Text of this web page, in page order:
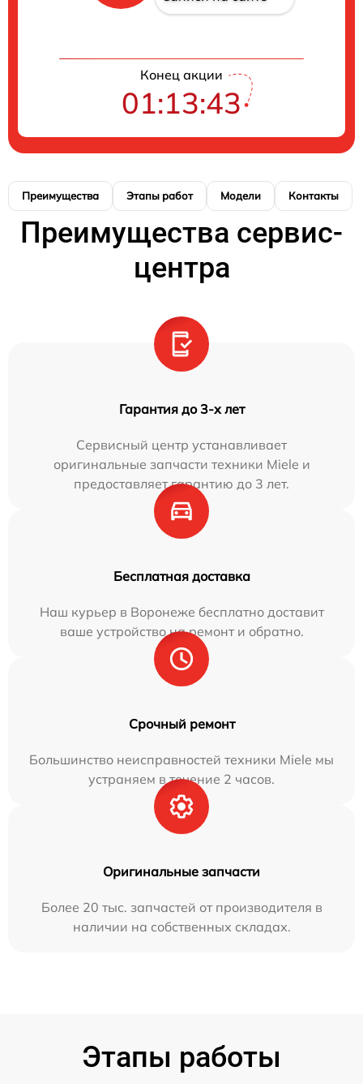
Конец акции
01:13:42
Преимущества Этапы работ Модели Контакты
Преимущества сервис-
центра
Гарантия до 3-х лет
Сервисный центр устанавливает
оригинальные запчасти техники Miele и
предоставляет гарантию до 3 лет.
Бесплатная доставка
Наш курьер в Воронеже бесплатно доставит
ваше устройство на ремонт и обратно.
Срочный ремонт
Большинство неисправностей техники Miele мы
устраняем в течение 2 часов.
Оригинальные запчасти
Более 20 тыс. запчастей от производителя в
наличии на собственных складах.
Этапы работы